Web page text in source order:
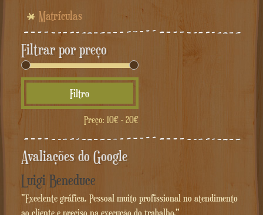
Matrículas
Filtrar por preço
mínimo
máximo
Filtro
Preço: 10€- 20€
Avaliações do Google
Luigi Beneduce
"Excelente gráfica. Pessoal muito profissional no atendimento
ao cliente e preciso na execução do trabalho."